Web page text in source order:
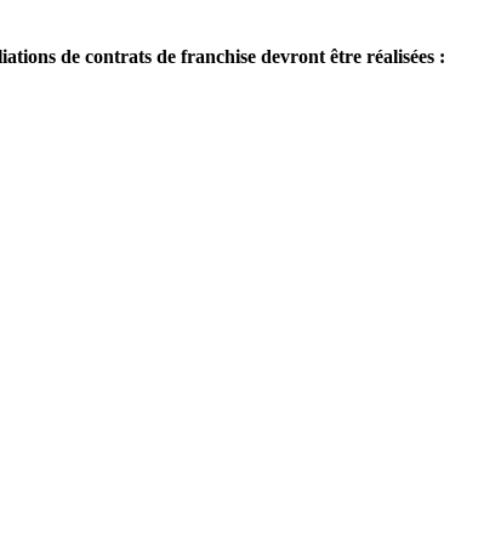
de contrats de franchise devront être réalisées :